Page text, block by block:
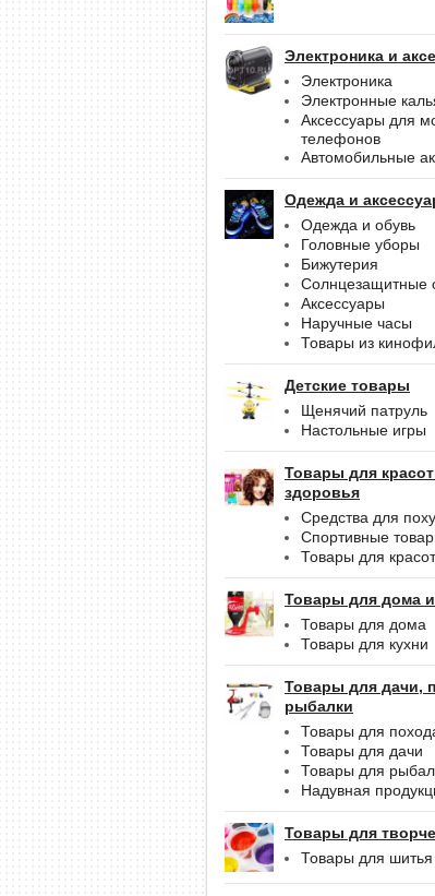
Электроника и
Электроника
Электронные
Аксессуары для
телефонов
Автомобильные
Одежда и
Одежда и обувь
Головные уборы
Бижутерия
Солнцезащитные
Аксессуары
Наручные часы
Товары из
Детские товары
Щенячий патруль
Настольные игры
Товары для
здоровья
Средства для
Спортивные
Товары для
Товары для дома и
Товары для дома
Товары для кухни
Товары для дачи,
рыбалки
Товары для
Товары для дачи
Товары для
Надувная
Товары для
Товары для шитья